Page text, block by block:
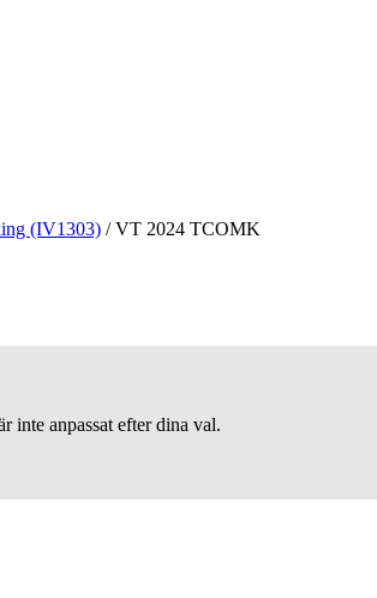
(IV1303) /VT 2024 TCOMK
inte anpassat efter dina val.